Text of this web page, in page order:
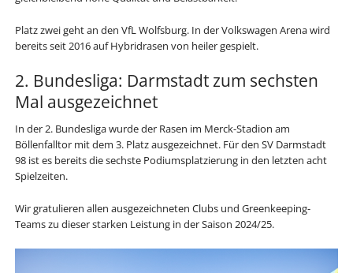
Platz zwei geht an den VfL Wolfsburg. In der Volkswagen Arena wird
bereits seit 2016 auf Hybridrasen von heiler gespielt.
2. Bundesliga: Darmstadt zum sechsten
Mal ausgezeichnet
In der 2. Bundesliga wurde der Rasen im Merck-Stadion am
Böllenfalltor mit dem 3. Platz ausgezeichnet. Für den SV Darmstadt
98 ist es bereits die sechste Podiumsplatzierung in den letzten acht
Spielzeiten.
Wir gratulieren allen ausgezeichneten Clubs und Greenkeeping-
Teams zu dieser starken Leistung in der Saison 2024/25.